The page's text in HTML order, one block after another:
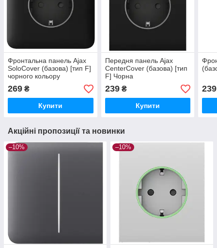
Фронтальна панель Ajax
SoloCover (базова) [тип F]
чорного кольору
269 ₴
Купити
Передня панель Ajax
CenterCover (базова) [тип
F] Чорна
239₴
Купити
239
Акційні пропозиції та новинки
–10% –10%